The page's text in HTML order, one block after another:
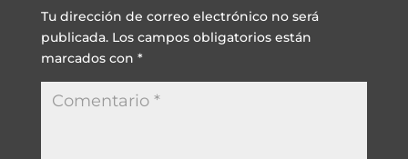
Tu dirección de correo electrónico no será
publicada. Los campos obligatorios están
marcados con *